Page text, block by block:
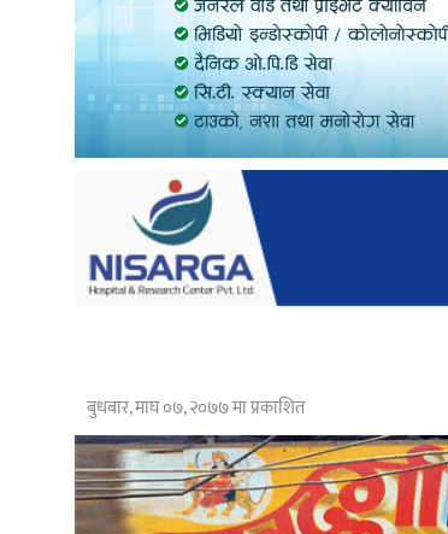
बुधबार, माघ ०७, २०७७ मा प्रकाशित